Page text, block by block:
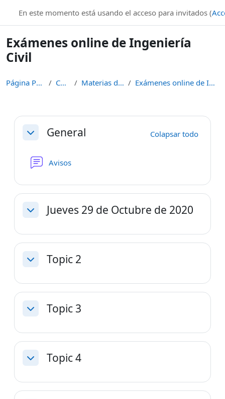
En este momento está usando el acceso para invitados (
Exámenes online de Ingeniería
Civil
Página Principal Cursos Materias de Grado Exámenes online de Ingeniería Civil
Perfilado de sección
ColapsarGeneral Colapsar todo
Avisos
ColapsarJueves 29 de Octubre de 2020
ColapsarTopic 2
ColapsarTopic 3
ColapsarTopic 4